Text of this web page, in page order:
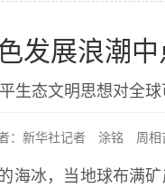
发展浪潮
态文明思想对全球
：新华社记者 涂铭 周
海冰，当地球布满